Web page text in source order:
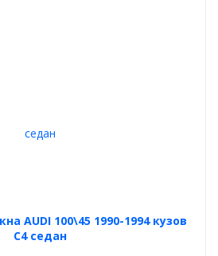
AUDI 100\45 1990-1994 кузов
C4 седан